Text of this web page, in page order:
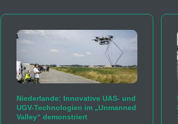
Niederlande: Innovative UAS- und
UGV-Technologien im „Unmanned
Valley“ demonstriert